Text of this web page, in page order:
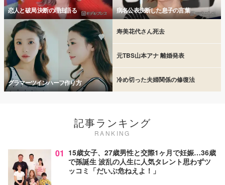
恋人と破局 決断の理由語る 病名公表決断した息子の言葉
グラマーツインハーフ作り方
寿美花代さん死去
元TBS山本アナ 離婚発表
冷め切った夫婦関係の修復法
記事ランキング
RANKING
01 15歳女子、27歳男性と交際1ヶ月で妊娠…36歳
で孫誕生 波乱の人生に人気タレント思わずツ
ッコミ「だいぶ危ねえよ！」